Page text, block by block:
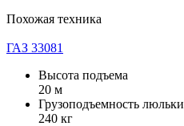
Похожая техника
ГАЗ 33081
Высота подъема
20 м
Грузоподъемность люльки
240 кг